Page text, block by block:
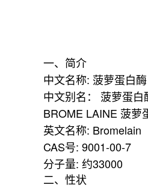
一、简介
中文名称: 菠萝蛋白
中文别名： 菠萝蛋
BROME LAINE 菠萝
英文名称: Bromelain
CAS号: 9001-00-7
分子量: 约33000
二、性状